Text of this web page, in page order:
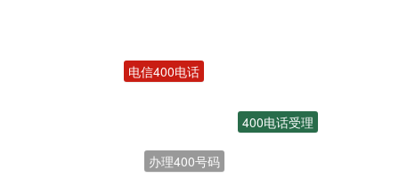
400电话受理